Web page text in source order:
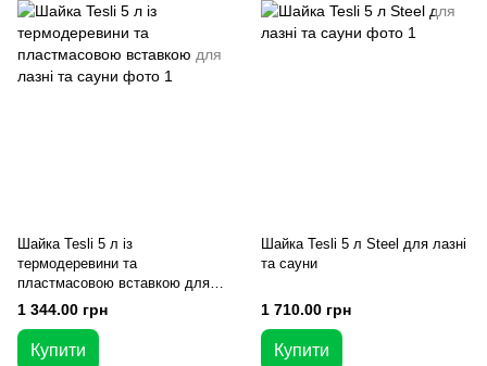
Шайка Tesli 5 л із
термодеревини та
пластмасовою вставкою для
лазні та сауни
1 344.00 грн
Купити
Шайка Tesli 5 л Steel для лазні
та сауни
1 710.00 грн
Купити